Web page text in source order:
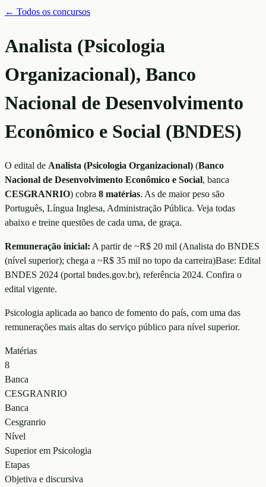
← Todos os concursos
Analista (Psicologia
Organizacional), Banco
Nacional de Desenvolvimento
Econômico e Social (BNDES)
O edital de Analista (Psicologia Organizacional) (Banco
Nacional de Desenvolvimento Econômico e Social, banca
CESGRANRIO) cobra 8 matérias. As de maior peso são
Português, Língua Inglesa, Administração Pública. Veja todas
abaixo e treine questões de cada uma, de graça.
Remuneração inicial: A partir de ~R$ 20 mil (Analista do BNDES
(nível superior); chega a ~R$ 35 mil no topo da carreira)Base: Edital
BNDES 2024 (portal bndes.gov.br), referência 2024. Confira o
edital vigente.
Psicologia aplicada ao banco de fomento do país, com uma das
remunerações mais altas do serviço público para nível superior.
Matérias
8
Banca
CESGRANRIO
Banca
Cesgranrio
Nível
Superior em Psicologia
Etapas
Objetiva e discursiva